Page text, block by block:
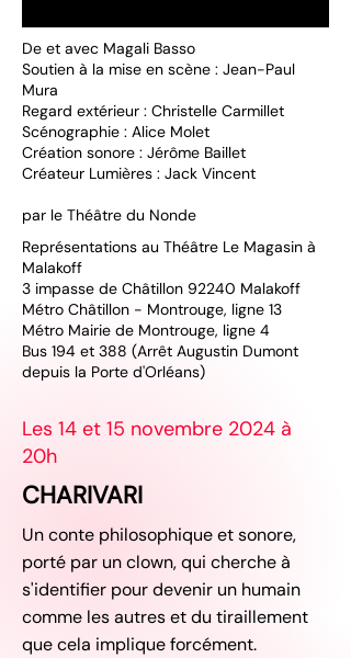
De et avec Magali Basso
Soutien à la mise en scène : Jean-Paul
Mura
Regard extérieur : Christelle Carmillet
Scénographie : Alice Molet
Création sonore : Jérôme Baillet
Créateur Lumières : Jack Vincent
par le Théâtre du Nonde
Représentations au Théâtre Le Magasin à
Malakoff
3 impasse de Châtillon 92240 Malakoff
Métro Châtillon - Montrouge, ligne 13
Métro Mairie de Montrouge, ligne 4
Bus 194 et 388 (Arrêt Augustin Dumont
depuis la Porte d'Orléans)
Les 14 et 15 novembre 2024 à
20h
CHARIVARI
Un conte philosophique et sonore,
porté par un clown, qui cherche à
s'identifier pour devenir un humain
comme les autres et du tiraillement
que cela implique forcément.